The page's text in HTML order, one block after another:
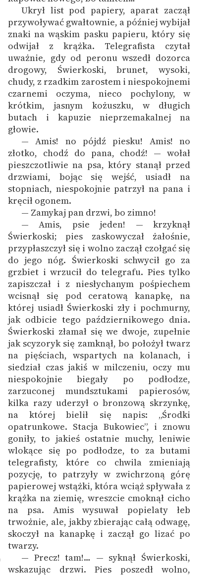
Ukrył list pod papiery, aparat zaczął
przywoływać gwałtownie, a później wybijał
znaki na wąskim pasku papieru, który się
odwijał z krążka. Telegrafista czytał
uważnie, gdy od peronu wszedł dozorca
drogowy, Świerkoski, brunet, wysoki,
chudy, z rzadkim zarostem i niespokojnemi
czarnemi oczyma, nieco pochylony, w
krótkim, jasnym kożuszku, w długich
butach i kapuzie nieprzemakalnej na
głowie.
— Amis! no pójdź piesku! Amis! no
złotko, chodź do pana, chodź! — wołał
pieszczotliwie na psa, który stanął przed
drzwiami, bojąc się wejść, usiadł na
stopniach, niespokojnie patrzył na pana i
kręcił ogonem.
— Zamykaj pan drzwi, bo zimno!
— Amis, psie jeden! — krzyknął
Świerkoski; pies zaskowyczał żałośnie,
przypłaszczył się i wolno zaczął czołgać się
do jego nóg. Świerkoski schwycił go za
grzbiet i wrzucił do telegrafu. Pies tylko
zapiszczał i z niesłychanym pośpiechem
wcisnął się pod ceratową kanapkę, na
której usiadł Świerkoski zły i pochmurny,
jak odbicie tego październikowego dnia.
Świerkoski złamał się we dwoje, zupełnie
jak scyzoryk się zamknął, bo położył twarz
na pięściach, wspartych na kolanach, i
siedział czas jakiś w milczeniu, oczy mu
niespokojnie biegały po podłodze,
zarzuconej mundsztukami papierosów,
kilka razy uderzył o bronzową skrzynkę,
na której bielił się napis: „Środki
opatrunkowe. Stacja Bukowiec”, i znowu
goniły, to jakieś ostatnie muchy, leniwie
wlokące się po podłodze, to za butami
telegrafisty, które co chwila zmieniają
pozycję, to patrzyły w zwichrzoną górę
papierowej wstążki, która wciąż spływała z
krążka na ziemię, wreszcie cmoknął cicho
na psa. Amis wysuwał popielaty łeb
trwożnie, ale, jakby zbierając całą odwagę,
skoczył na kanapkę i zaczął go lizać po
twarzy.
— Precz! tam!… — syknął Świerkoski,
wskazując drzwi. Pies poszedł wolno,